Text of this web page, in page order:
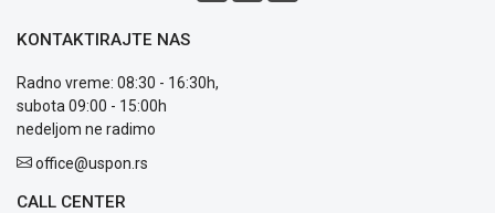
KONTAKTIRAJTE NAS
Radno vreme: 08:30 - 16:30h,
subota 09:00 - 15:00h
nedeljom ne radimo
office@uspon.rs
CALL CENTER